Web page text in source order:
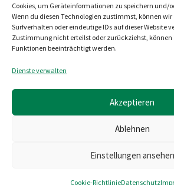
Cookies, um Geräteinformationen zu speichern und/
Wenn du diesen Technologien zustimmst, können
Surfverhalten oder eindeutige IDs auf dieser Website
Zustimmung nicht erteilst oder zurückziehst,
Funktionen beeinträchtigt werden.
Dienste verwalten
Akzeptieren
Ablehnen
Einstellungen ansehen
Cookie-RichtlinieDatenschutz